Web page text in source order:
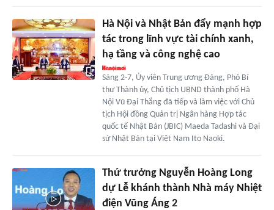
Hà Nội và Nhật Bản đẩy mạnh hợp
tác trong lĩnh vực tài chính xanh,
hạ tầng và công nghệ cao
Sáng 2-7, Ủy viên Trung ương Đảng, Phó Bí
thư Thành ủy, Chủ tịch UBND thành phố Hà
Nội Vũ Đại Thắng đã tiếp và làm việc với Chủ
tịch Hội đồng Quản trị Ngân hàng Hợp tác
quốc tế Nhật Bản (JBIC) Maeda Tadashi và Đại
sứ Nhật Bản tại Việt Nam Ito Naoki.
Thứ trưởng Nguyễn Hoàng Long
dự Lễ khánh thành Nhà máy Nhiệt
điện Vũng Áng 2